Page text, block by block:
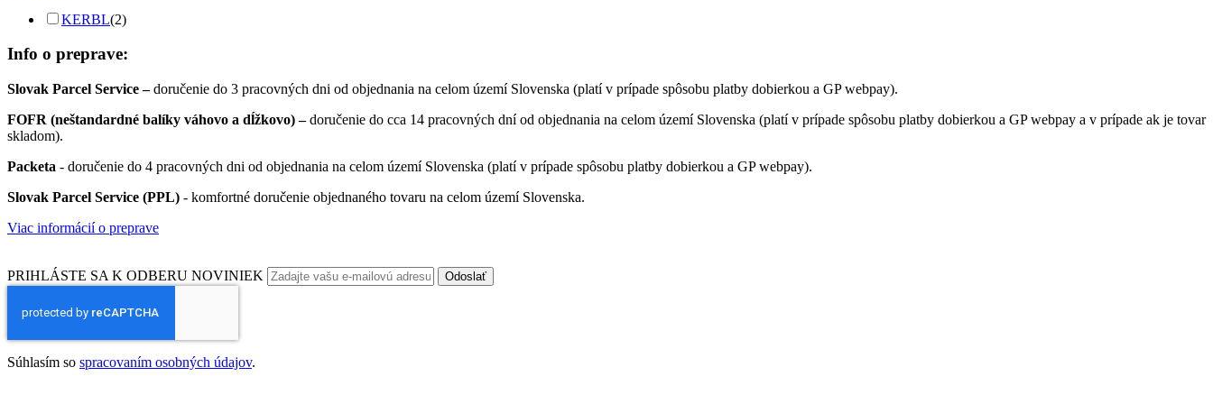
KERBL(2)
Info o preprave:
Slovak Parcel Service –doručenie do 3 pracovných dni od objednania na celom území Slovenska (platí v prípade spôsobu platby dobierkou a GP webpay).
FOFR (neštandardné balíky váhovo a dĺžkovo) –doručenie do cca 14 pracovných dní od objednania na celom území Slovenska (platí v prípade spôsobu platby dobierkou a GP webpay a v prípade ak je tovar
skladom).
Packeta - doručenie do 4 pracovných dni od objednania na celom území Slovenska (platí v prípade spôsobu platby dobierkou a GP webpay).
Slovak Parcel Service (PPL) - komfortné doručenie objednaného tovaru na celom území Slovenska.
Viac informácií o preprave
PRIHLÁSTE SA K ODBERU NOVINIEK Odoslať
Súhlasím so spracovaním osobných údajov.